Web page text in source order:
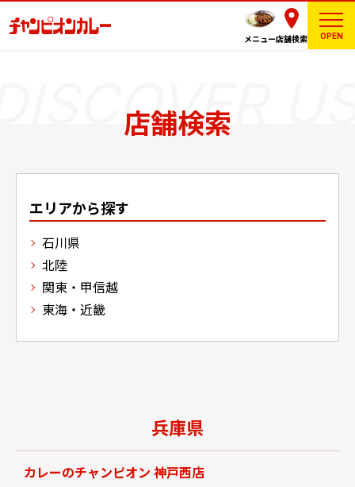
メニュー店舗検索 OPEN
店舗検索
エリアから探す
石川県
北陸
関東・甲信越
東海・近畿
兵庫県
カレーのチャンピオン 神戸西店